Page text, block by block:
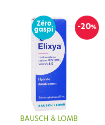
-20%
Zéro
gaspi
BAUSCH & LOMB